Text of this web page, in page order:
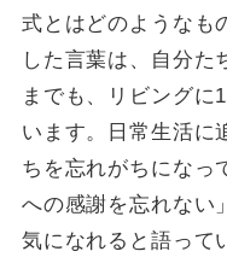
式とはどのようなも
した言葉は、自分た
までも、リビングに
います。日常生活に
ちを忘れがちになっ
への感謝を忘れない
気になれると語って